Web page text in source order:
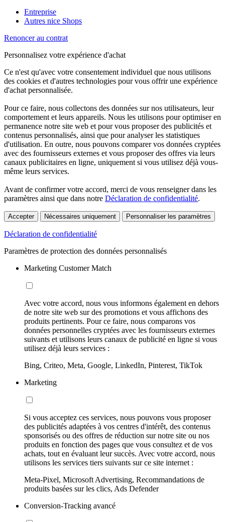
Entreprise
Autres nice Shops
Renoncer au contrat
Personnalisez votre expérience d'achat
Ce n'est qu'avec votre consentement individuel que nous utilisons
des cookies et d'autres technologies pour vous offrir une expérience
d'achat personnalisée.
Pour ce faire, nous collectons des données sur nos utilisateurs, leur
comportement et leurs appareils. Nous les utilisons pour optimiser en
permanence notre site web et pour vous proposer des publicités et
contenus personnalisés, ainsi que pour analyser les statistiques
d'utilisation. En outre, nous pouvons comparer vos données cryptées
avec des fournisseurs externes et vous proposer des offres via leurs
canaux publicitaires en ligne, uniquement si vous utilisez déjà vous-
même leurs services.
Avant de confirmer votre accord, merci de vous renseigner dans les
paramètres ainsi que dans notre Déclaration de confidentialité.
Accepter Nécessaires uniquement Personnaliser les paramètres
Déclaration de confidentialité
Paramètres de protection des données personnalisés
Marketing Customer Match
Avec votre accord, nous vous informons également en dehors
de notre site web sur des promotions et vous affichons des
produits pertinents. Pour ce faire, nous comparons vos
données personnelles cryptées avec les fournisseurs externes
suivants et utilisons leurs canaux de publicité en ligne si vous
utilisez déjà leurs services :
Bing, Criteo, Meta, Google, LinkedIn, Pinterest, TikTok
Marketing
Si vous acceptez ces services, nous pouvons vous proposer
des publicités adaptées à vos centres d'intérêt, des contenus
sponsorisés ou des offres de réduction sur notre site ou nos
produits en fonction des pages que vous consultez et de vos
achats, tout en évaluant leur succès. Avec votre accord, nous
utilisons les services tiers suivants sur ce site internet :
Meta-Pixel, Microsoft Advertising, Recommandations de
produits basées sur les clics, Ads Defender
Conversion-Tracking avancé